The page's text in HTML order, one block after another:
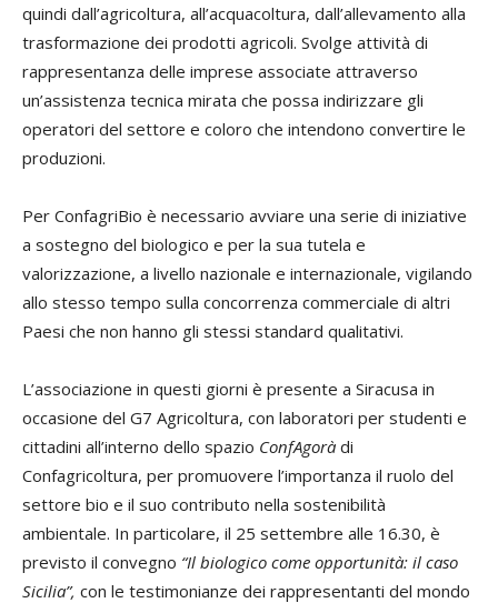
quindi dall’agricoltura, all’acquacoltura, dall’allevamento alla
trasformazione dei prodotti agricoli. Svolge attività di
rappresentanza delle imprese associate attraverso
un’assistenza tecnica mirata che possa indirizzare gli
operatori del settore e coloro che intendono convertire le
produzioni.
Per ConfagriBio è necessario avviare una serie di iniziative
a sostegno del biologico e per la sua tutela e
valorizzazione, a livello nazionale e internazionale, vigilando
allo stesso tempo sulla concorrenza commerciale di altri
Paesi che non hanno gli stessi standard qualitativi.
L’associazione in questi giorni è presente a Siracusa in
occasione del G7 Agricoltura, con laboratori per studenti e
cittadini all’interno dello spazio ConfAgorà di
Confagricoltura, per promuovere l’importanza il ruolo del
settore bio e il suo contributo nella sostenibilità
ambientale. In particolare, il 25 settembre alle 16.30, è
previsto il convegno “Il biologico come opportunità: il caso
Sicilia”, con le testimonianze dei rappresentanti del mondo